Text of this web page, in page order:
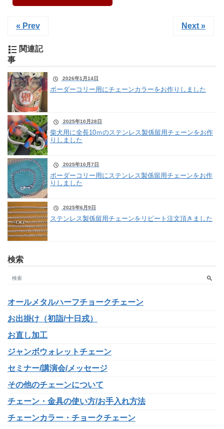
« Prev Next »
関連記
事
2026年1月14日
ボーダーコリー用にチェーンカラーをお作りしました
2025年10月28日
柴犬用に全長10ｍのステンレス製係留用チェーンをお作
りしました
2025年10月7日
ボーダーコリー用にステンレス製係留用チェーンをお作
りしました
2025年6月9日
ステンレス製係留用チェーンをリピート注文頂きました
検索
オールメタルハーフチョークチェーン
お出掛け（初詣/十日戎）
お直し加工
ジャンボウォレットチェーン
セミナー/講演会/メッセージ
その他のチェーンについて
チェーン・金具の使い方/お手入れ方法
チェーンカラー・チョークチェーン